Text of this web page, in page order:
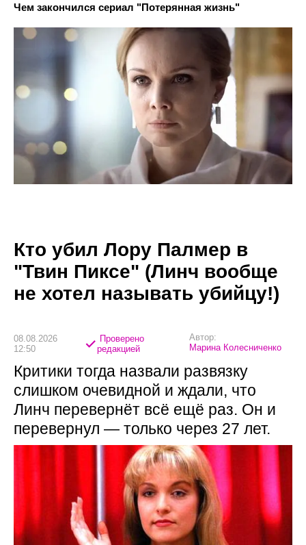
Чем закончился сериал "Потерянная жизнь"
Кто убил Лору Палмер в
"Твин Пиксе" (Линч вообще
не хотел называть убийцу!)
08.08.2026
12:50
Проверено
редакцией
Автор:
Марина Колесниченко
Критики тогда назвали развязку
слишком очевидной и ждали, что
Линч перевернёт всё ещё раз. Он и
перевернул — только через 27 лет.